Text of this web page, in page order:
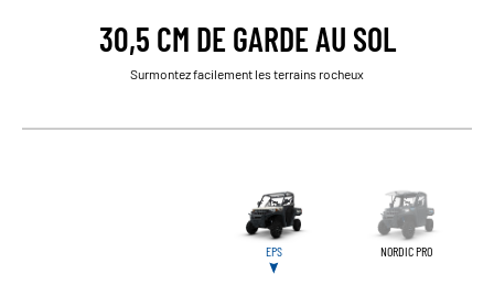
30,5 CM DE GARDE AU SOL
Surmontez facilement les terrains rocheux
EPS NORDIC PRO